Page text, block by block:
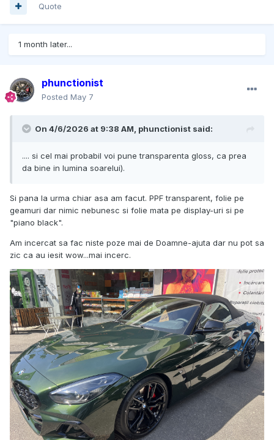
Quote
1 month later...
phunctionist
Posted May 7
On 4/6/2026 at 9:38 AM, phunctionist said:
.... si cel mai probabil voi pune transparenta gloss, ca prea
da bine in lumina soarelui).
Si pana la urma chiar asa am facut. PPF transparent, folie pe
geamuri dar nimic nebunesc si folie mata pe display-uri si pe
"piano black".
Am incercat sa fac niste poze mai de Doamne-ajuta dar nu pot sa
zic ca au iesit wow...mai incerc.